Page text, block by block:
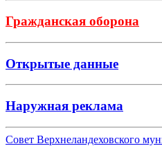
Гражданская оборона
Открытые данные
Наружная реклама
Совет Верхнеландеховского